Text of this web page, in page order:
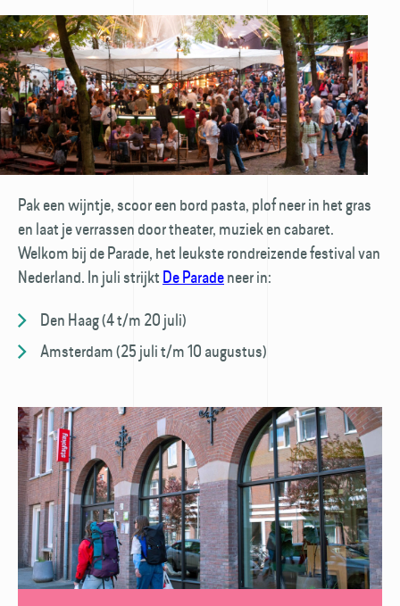
Pak een wijntje, scoor een bord pasta, plof neer in het gras
en laat je verrassen door theater, muziek en cabaret.
Welkom bij de Parade, het leukste rondreizende festival van
Nederland. In juli strijkt De Paradeneer in:
Den Haag (4 t/m 20 juli)
Amsterdam (25 juli t/m 10 augustus)